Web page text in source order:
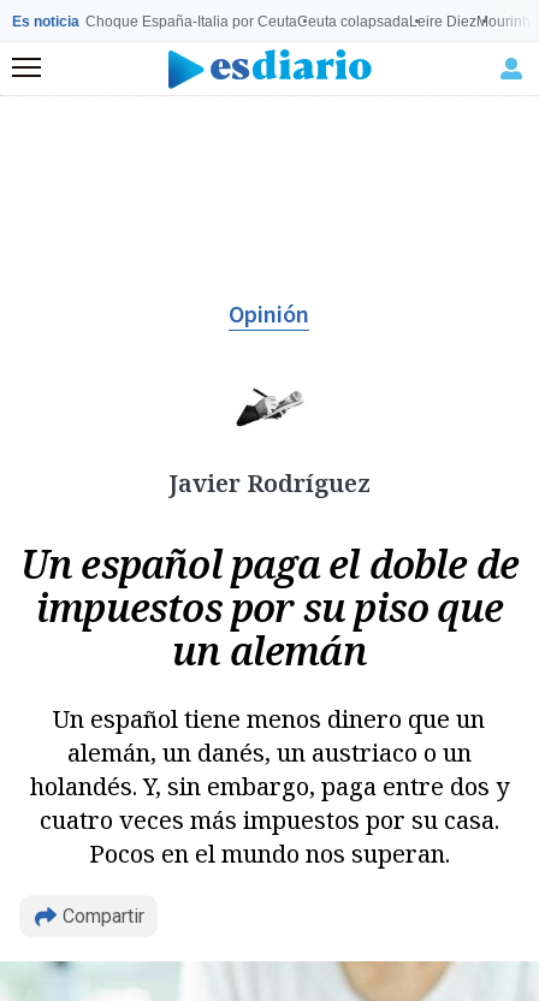
Es noticia Choque España-Italia por CeutaCeuta colapsadaLeire Diez
Menú
Opinión
Javier Rodríguez
Un español paga el doble de
impuestos por su piso que
un alemán
Un español tiene menos dinero que un
alemán, un danés, un austriaco o un
holandés. Y, sin embargo, paga entre dos y
cuatro veces más impuestos por su casa.
Pocos en el mundo nos superan.
Compartir